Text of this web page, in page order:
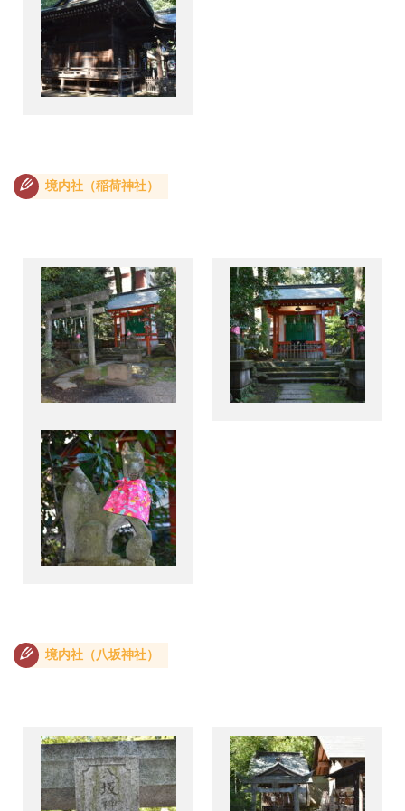
境内社（稲荷神社）
境内社（八坂神社）